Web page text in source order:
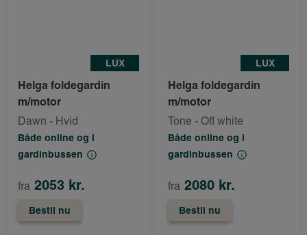
LUX
Helga foldegardin
m/motor
Dawn - Hvid
Både online og i
gardinbussen
fra 2053 kr.
Bestil nu
LUX
Helga foldegardin
m/motor
Tone - Off white
Både online og i
gardinbussen
fra 2080 kr.
Bestil nu